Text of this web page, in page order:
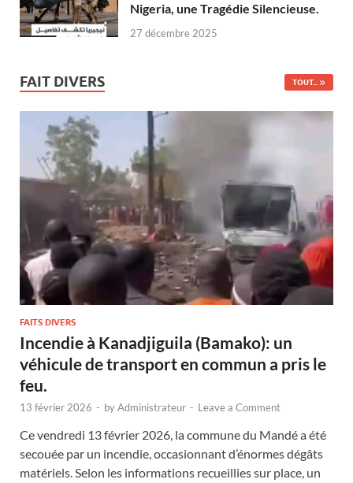
Nigeria, une Tragédie Silencieuse.
27 décembre 2025
FAIT DIVERS TOUT...
FAITS DIVERS
Incendie à Kanadjiguila (Bamako): un
véhicule de transport en commun a pris le
feu.
13 février 2026 - byAdministrateur - Leave a Comment
Ce vendredi 13 février 2026, la commune du Mandé a été
secouée par un incendie, occasionnant d’énormes dégâts
matériels. Selon les informations recueillies sur place, un